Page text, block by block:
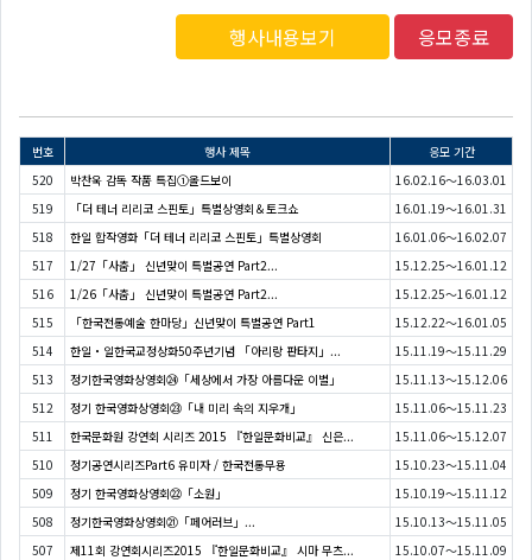
행사내용보기 응모종료
번호 행사 제목
응모 기간
520
박찬욱 감독 작품 특집①올드보이
16.02.16～16.03.01
519
「더 테너 리리코 스핀토」특별상영회＆토크쇼
16.01.19～16.01.31
518
한일 합작영화「더 테너 리리코 스핀토」특별상영회
16.01.06～16.02.07
517
1/27「사춤」 신년맞이 특별공연 Part2...
15.12.25～16.01.12
516
1/26「사춤」 신년맞이 특별공연 Part2...
15.12.25～16.01.12
515
「한국전통예술 한마당」신년맞이 특별공연 Part1
15.12.22～16.01.05
514
한일・일한국교정상화50주년기념 「아리랑 판타지」...
15.11.19～15.11.29
513
정기한국영화상영회㉔「세상에서 가장 아름다운 이별」
15.11.13～15.12.06
512
정기 한국영화상영회㉓「내 미리 속의 지우개」
15.11.06～15.11.23
511
한국문화원 강연회 시리즈 2015 『한일문화비교』 신은...
15.11.06～15.12.07
510
정기공연시리즈Part6 유미자 / 한국전통무용
15.10.23～15.11.04
509
정기 한국영화상영회㉒「소원」
15.10.19～15.11.12
508
정기한국영화상영회㉑「페어러브」...
15.10.13～15.11.05
507
제11회 강연회시리즈2015 『한일문화비교』 시마 무츠...
15.10.07～15.11.09